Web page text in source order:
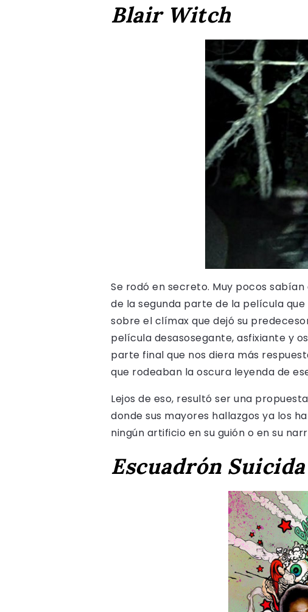
Blair Witch
Se rodó en secreto. Muy pocos
de la segunda parte de la película
sobre el clímax que dejó su
película desasosegante, asfixiante y
parte final que nos diera más
que rodeaban la oscura leyenda de
Lejos de eso, resultó ser una
donde sus mayores hallazgos ya los
ningún artificio en su guión o en su
Escuadrón Suicida